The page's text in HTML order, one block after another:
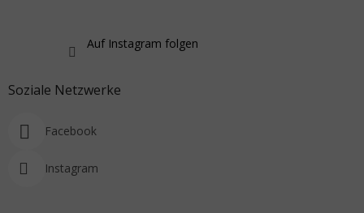
Auf Instagram folgen
Soziale Netzwerke
Facebook
Instagram